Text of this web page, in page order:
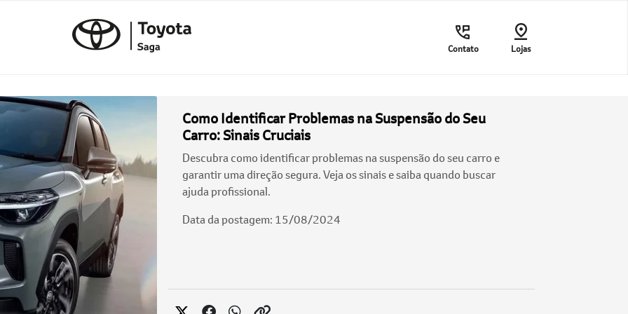
Contato Lojas
Como Identificar Problemas na Suspensão do Seu
Carro: Sinais Cruciais
Descubra como identificar problemas na suspensão do seu carro e
garantir uma direção segura. Veja os sinais e saiba quando buscar
ajuda profissional.
Data da postagem: 15/08/2024